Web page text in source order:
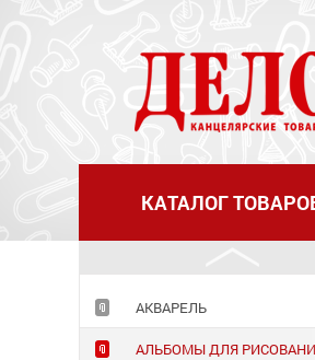
КАТАЛОГ
АКВАРЕЛЬ
АЛЬБОМЫ ДЛЯ